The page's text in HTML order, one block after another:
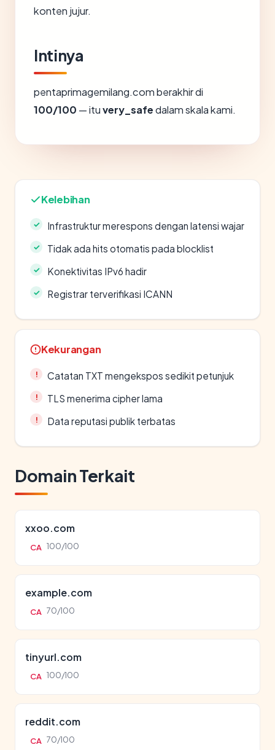
konten jujur.
Intinya
pentaprimagemilang.com berakhir di
100/100 — ituvery_safedalam skala kami.
Kelebihan
Infrastruktur merespons dengan latensi wajar
Tidak ada hits otomatis pada blocklist
Konektivitas IPv6 hadir
Registrar terverifikasi ICANN
Kekurangan
Catatan TXT mengekspos sedikit petunjuk
TLS menerima cipher lama
Data reputasi publik terbatas
Domain Terkait
xxoo.com
CA 100/100
example.com
CA 70/100
tinyurl.com
CA 100/100
reddit.com
CA 70/100